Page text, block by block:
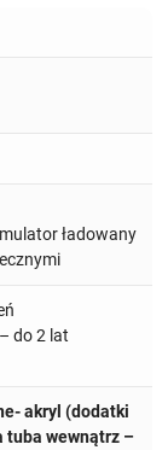
ładowany
do 2 lat
akryl (dodatki
tuba wewnątrz –